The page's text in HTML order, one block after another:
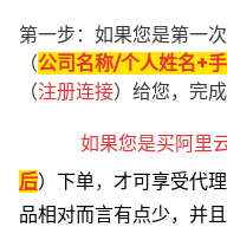
第一步：如果您是第一
（公司名称/个人姓名+
（注册连接）给您，完
如果您是买阿里
后） 下单， 才可享受代
品相对而言有点少，并